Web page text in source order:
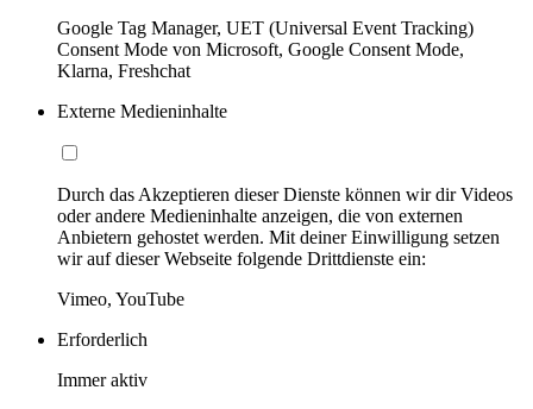
Google Tag Manager, UET (Universal Event Tracking)
Consent Mode von Microsoft, Google Consent Mode,
Klarna, Freshchat
Externe Medieninhalte
Durch das Akzeptieren dieser Dienste können wir dir Videos
oder andere Medieninhalte anzeigen, die von externen
Anbietern gehostet werden. Mit deiner Einwilligung setzen
wir auf dieser Webseite folgende Drittdienste ein:
Vimeo, YouTube
Erforderlich
Immer aktiv